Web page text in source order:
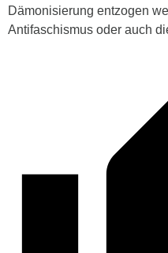
Dämonisierung entzogen
Antifaschismus oder auch